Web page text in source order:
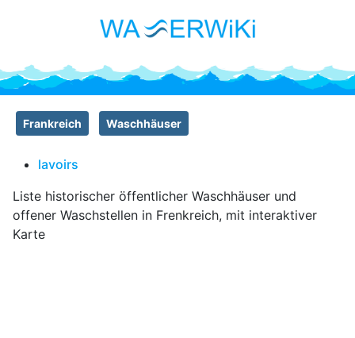
Frankreich Waschhäuser
lavoirs
Liste historischer öffentlicher Waschhäuser und
offener Waschstellen in Frenkreich, mit interaktiver
Karte